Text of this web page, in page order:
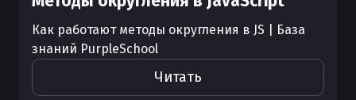
Как работают методы округления в JS | База
знаний PurpleSchool
Читать